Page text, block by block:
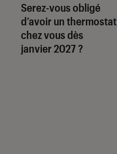
Serez-vous obligé
d’avoir un thermostat
chez vous dès
janvier 2027 ?